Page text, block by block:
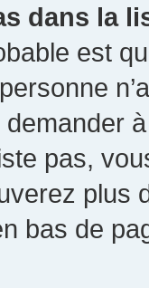
dans la
est
pas,
plus
bas de